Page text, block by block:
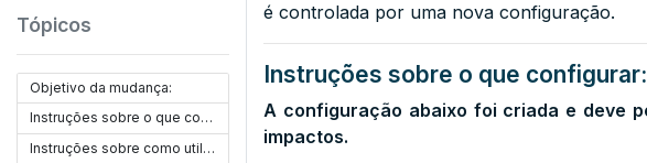
Tópicos
Objetivo da mudança:
Instruções sobre o que configurar:
Instruções sobre como utilizar:
é controlada por uma nova configuração.
Instruções sobre o que configurar:
A configuração abaixo foi criada e deve
impactos.